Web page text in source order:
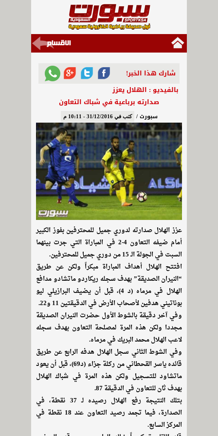
شارك هذا الخبر!
بالفيديو : الهلال يعزز
صدارته برباعية في شباك التعاون
سبورت / كتب في 31/12/2016 - 10:11 م
عزز الهلال صدارته لدوري جميل للمحترفين بفوز الكبير
أمام ضيفه التعاون 4-2 في المباراة التي جرت بينهما
السبت في الجولة الـ 15 من دوري جميل للمحترفين.
افتتح الهلال أهداف المباراة مبكراً ولكن عن طريق
“النيران الصديقة” بهدف سجله ريكاردو ماتشادو مدافع
الهلال في مرماه (د 4)، قبل أن يضيف البرازيلي ليو
بوناتيني هدفين لأصحاب الأرض في الدقيقتين 11 و22.
وفي آخر دقيقة بالشوط الأول حضرت النيران الصديقة
مجددا ولكن هذه المرة لمصلحة التعاون بهدف سجله
لاعب الهلال محمد البريك في مرماه.
وفي الشوط الثاني سجل الهلال هدفه الرابع عن طريق
قائده ياسر القحطاني من ركلة جزاء (د69)، قبل أن يعود
ماتشاود للتسجيل ولكن هذه المرة في شباك الهلال
بهدف ثان للتعاون في الدقيقة 87.
بتلك النتيجة رفع الهلال رصيده لـ 37 نقطة، في
الصدارة، فيما تجمد رصيد التعاون عند 18 نقطة في
المركز السابع.